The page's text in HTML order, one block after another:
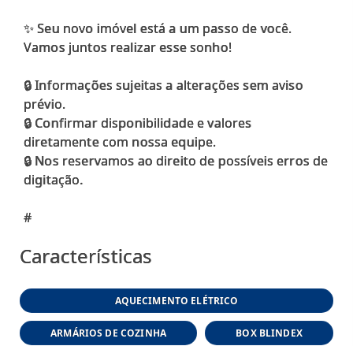
✨ Seu novo imóvel está a um passo de você.
Vamos juntos realizar esse sonho!
🔒 Informações sujeitas a alterações sem aviso
prévio.
🔒 Confirmar disponibilidade e valores
diretamente com nossa equipe.
🔒 Nos reservamos ao direito de possíveis erros de
digitação.
Características
AQUECIMENTO ELÉTRICO
ARMÁRIOS DE COZINHA BOX BLINDEX